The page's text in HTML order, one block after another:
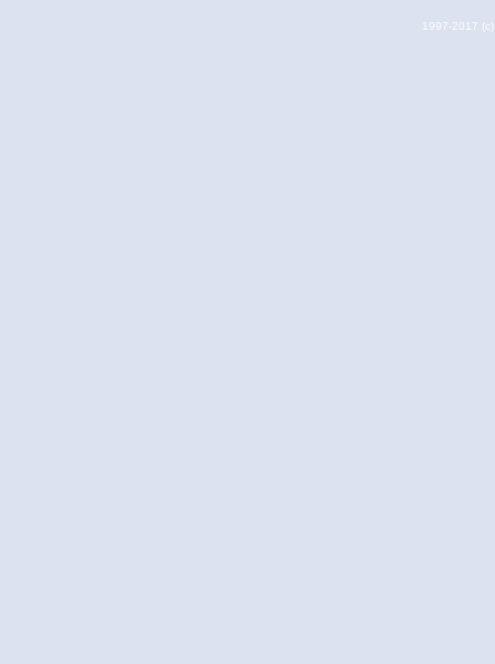
1997-2017